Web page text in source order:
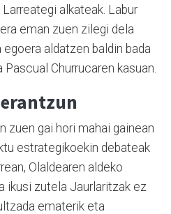
alkateak. Labur
eman zuen zilegi dela
aldatzen baldin bada
Churrucaren kasuan.
zuen gai hori mahai gainean
estrategikoekin debateak
Olaldearen aldeko
ikusi zutela Jaurlaritzak ez
ematerik eta